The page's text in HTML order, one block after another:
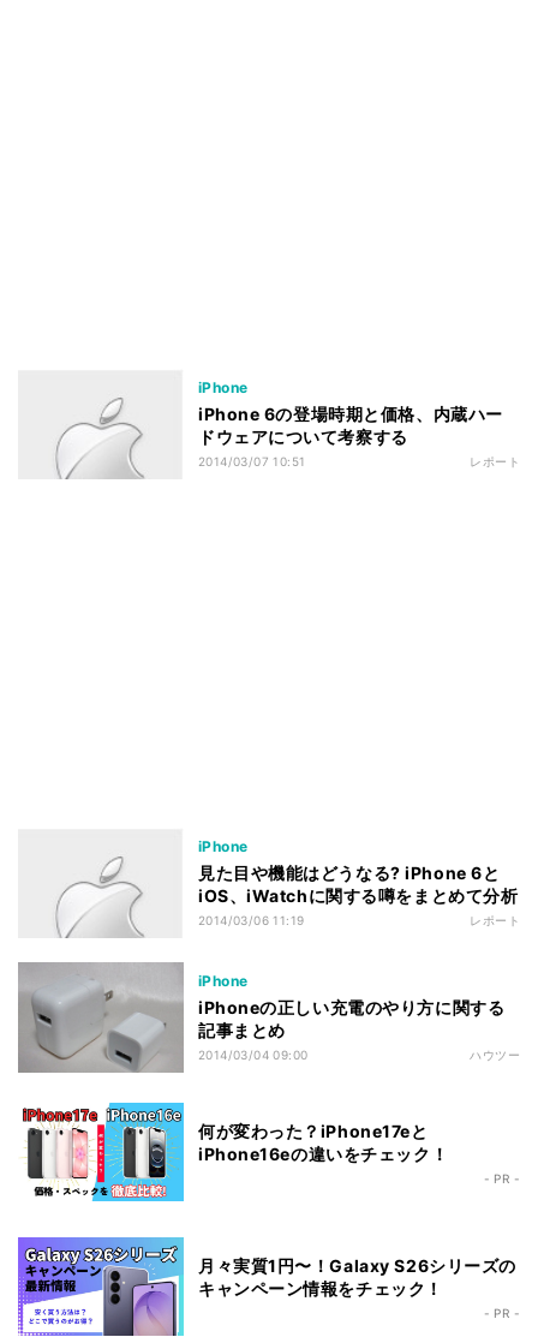
iPhone
iPhone 6の登場時期と価格、内蔵ハー
ドウェアについて考察する
2014/03/07 10:51 レポート
iPhone
見た目や機能はどうなる? iPhone 6と
iOS、iWatchに関する噂をまとめて分析
2014/03/06 11:19 レポート
iPhone
iPhoneの正しい充電のやり方に関する
記事まとめ
2014/03/04 09:00 ハウツー
何が変わった？iPhone17eと
iPhone16eの違いをチェック！
- PR -
月々実質1円〜！Galaxy S26シリーズの
キャンペーン情報をチェック！
- PR -